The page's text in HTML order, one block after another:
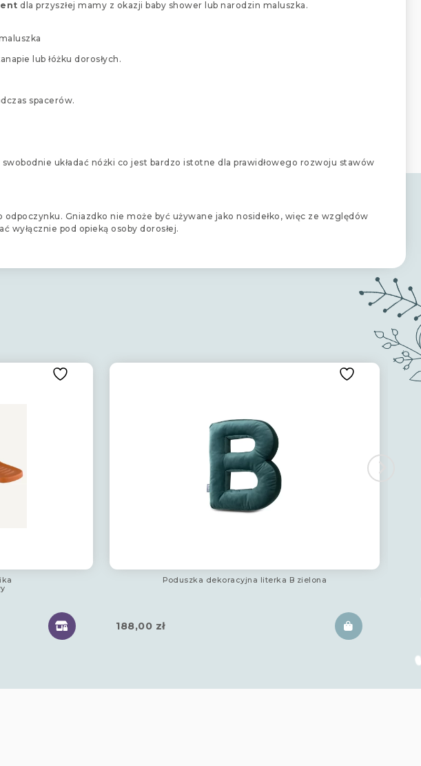
dla przyszłej mamy z okazji baby shower lub narodzin maluszka.
lub łóżku dorosłych.
spacerów.
układać nóżki co jest bardzo istotne dla prawidłowego rozwoju stawów
Gniazdko nie może być używane jako nosidełko, więc ze względów
pod opieką osoby dorosłej.
Poduszka dekoracyjna literka B zielona
188,00 zł